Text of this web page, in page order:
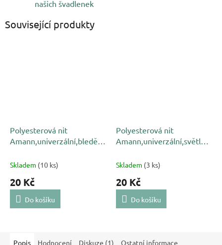
našich švadlenek
Související produkty
Polyesterová nit
Amann,univerzální,bledě
Skladem (10 ks)
20 Kč
Do košíku
Polyesterová nit
Amann,univerzální,světle
Skladem (3 ks)
20 Kč
Do košíku
Popis Hodnocení Diskuze (1) Ostatní informace